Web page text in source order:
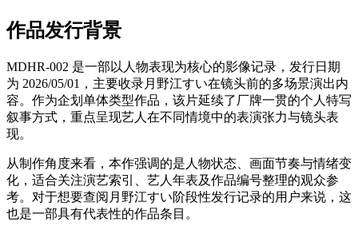
作品发行背景
MDHR-002 是一部以人物表现为核心的影像记录，发行日期
为 2026/05/01，主要收录月野江すい在镜头前的多场景演出内
容。作为企划单体类型作品，该片延续了厂牌一贯的个人特写
叙事方式，重点呈现艺人在不同情境中的表演张力与镜头表
现。
从制作角度来看，本作强调的是人物状态、画面节奏与情绪变
化，适合关注演艺索引、艺人年表及作品编号整理的观众参
考。对于想要查阅月野江すい阶段性发行记录的用户来说，这
也是一部具有代表性的作品条目。